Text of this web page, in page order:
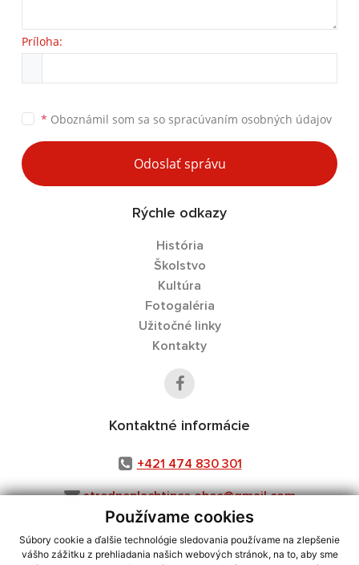
Používame cookies
Súbory cookie a ďalšie technológie sledovania používame na zlepšenie
vášho zážitku z prehliadania našich webových stránok, na to, aby sme
Príloha:
* Oboznámil som sa so spracúvaním osobných údajov
Odoslať správu
Rýchle odkazy
História
Školstvo
Kultúra
Fotogaléria
Užitočné linky
Kontakty
Kontaktné informácie
+421 474 830 301
stredneplachtince.obec@gmail.com